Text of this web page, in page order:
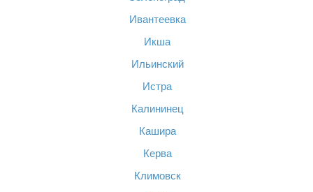
Ивантеевка
Икша
Ильинский
Истра
Калининец
Кашира
Керва
Климовск